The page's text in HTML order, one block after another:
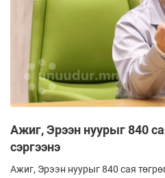
Ажиг, Эрээн нуурыг 840
сэргээнэ
Ажиг, Эрээн нуурыг 840 сая